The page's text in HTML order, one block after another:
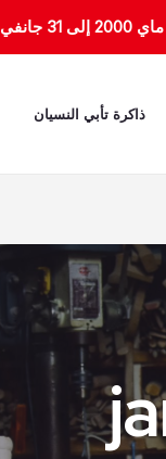
ذاكرة تأبي النسيان